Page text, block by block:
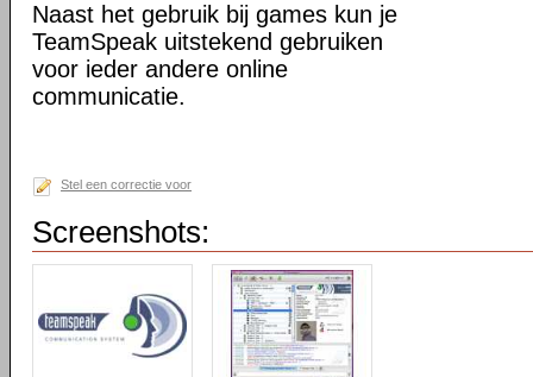
Naast het gebruik bij games kun je
TeamSpeak uitstekend gebruiken
voor ieder andere online
communicatie.
Stel een correctie voor
Screenshots: